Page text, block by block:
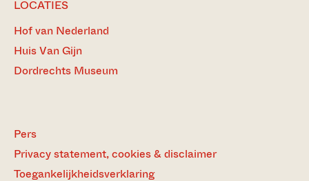
LOCATIES
Hof van Nederland
Huis Van Gijn
Dordrechts Museum
Pers
Privacy statement, cookies & disclaimer
Toegankelijkheidsverklaring